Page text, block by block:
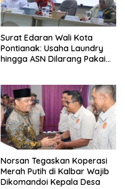
Surat Edaran Wali Kota
Pontianak: Usaha Laundry
hingga ASN Dilarang Pakai
Norsan Tegaskan Koperasi
Merah Putih di Kalbar Wajib
Dikomandoi Kepala Desa